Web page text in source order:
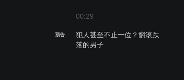
00:29
预告
犯人甚至不止一位？翻滚跌
落的男子